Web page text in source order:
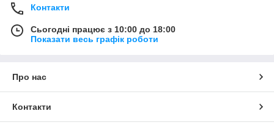
Контакти
Сьогодні працює з 10:00 до 18:00
Показати весь графік роботи
Про нас
Контакти